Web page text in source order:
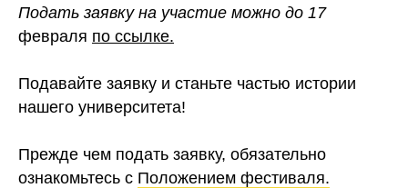
Подать заявку на участие можно до 17
февраля по ссылке.
Подавайте заявку и станьте частью истории
нашего университета!
Прежде чем подать заявку, обязательно
ознакомьтесь с Положением фестиваля.